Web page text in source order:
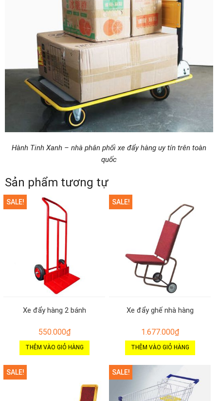
Hành Tinh Xanh – nhà phân phối xe đẩy hàng uy tín trên toàn
quốc
Sản phẩm tương tự
SALE!
Xe đẩy hàng 2 bánh
550.000₫
THÊM VÀO GIỎ HÀNG
SALE!
Xe đẩy ghế nhà hàng
1.677.000₫
THÊM VÀO GIỎ HÀNG
SALE! SALE!